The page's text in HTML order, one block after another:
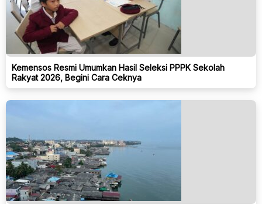
Kemensos Resmi Umumkan Hasil Seleksi PPPK Sekolah
Rakyat 2026, Begini Cara Ceknya